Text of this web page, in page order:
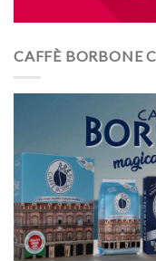
CAFFÈ BORBONE